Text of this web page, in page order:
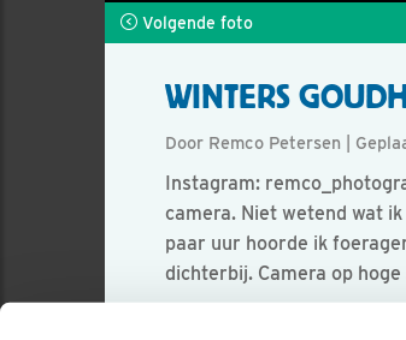
Volgende foto
WINTERS
Door Remco Petersen |
Instagram:
camera. Niet wetend wat
paar uur hoorde ik
dichterbij. Camera op